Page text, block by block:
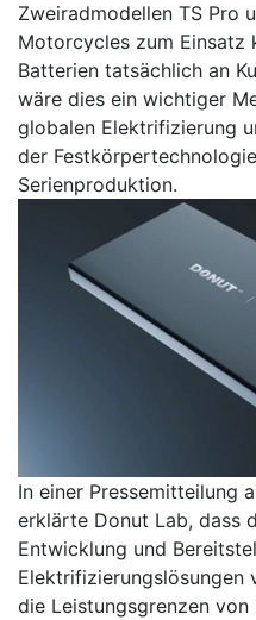
Zweiradmodellen TS Pro
Motorcycles zum Einsatz
Batterien tatsächlich an
wäre dies ein wichtiger
globalen Elektrifizierung
der
Serienproduktion.
In einer Pressemitteilung
erklärte Donut Lab, dass
Entwicklung und
Elektrifizierungslösungen
die Leistungsgrenzen